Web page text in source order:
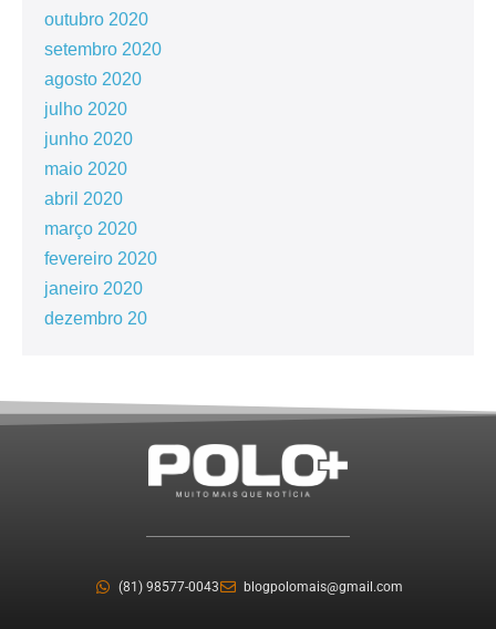
outubro 2020
setembro 2020
agosto 2020
julho 2020
junho 2020
maio 2020
abril 2020
março 2020
fevereiro 2020
janeiro 2020
dezembro 20
(81) 98577-0043 blogpolomais@gmail.com